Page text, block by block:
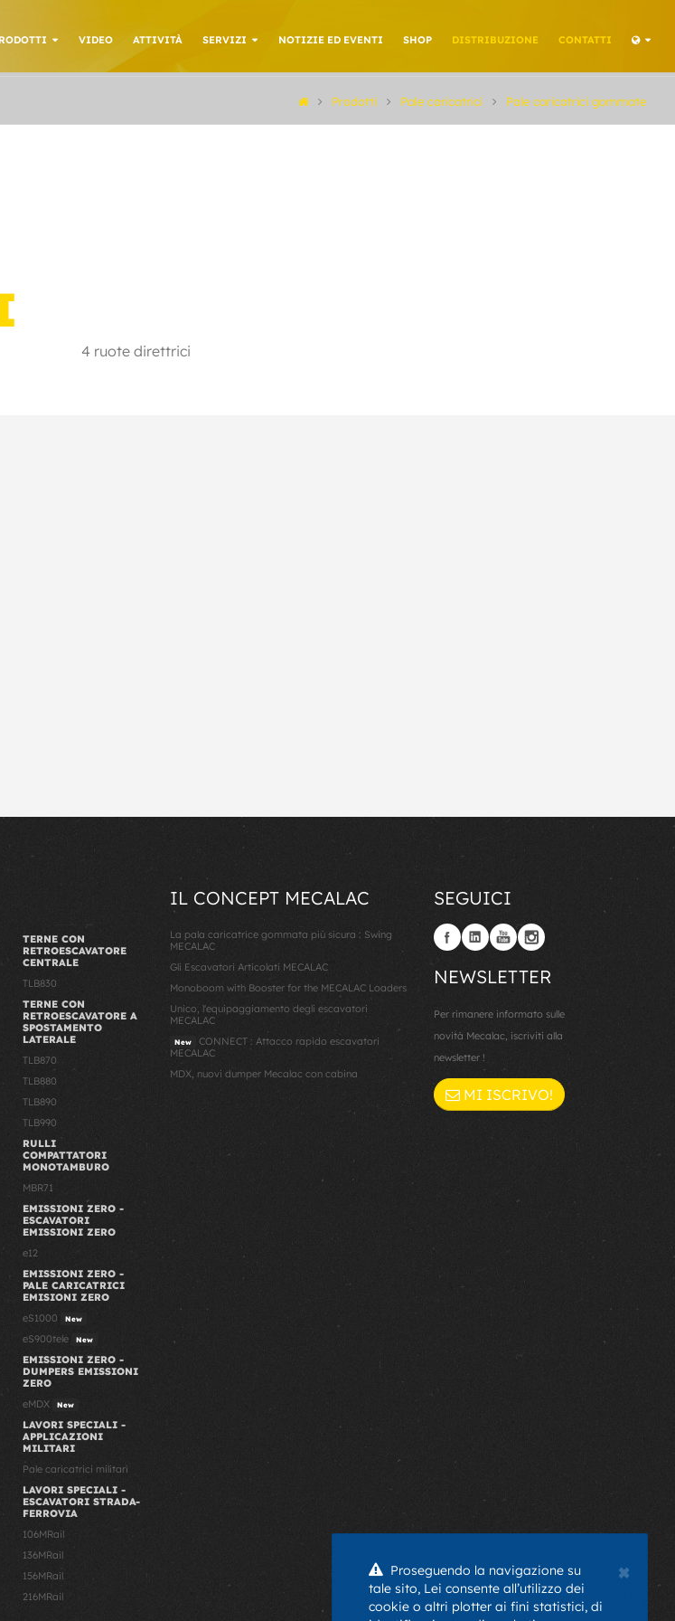
VIDEO ATTIVITÀ SERVIZI NOTIZIE ED EVENTI SHOP DISTRIBUZIONE CONTATTI
Prodotti Pale caricatrici Pale caricatrici gommate
4 ruote direttrici
TERNE CON
RETROESCAVATORE
CENTRALE
TLB830
TERNE CON
RETROESCAVATORE A
SPOSTAMENTO
LATERALE
TLB870
TLB880
TLB890
TLB990
RULLI
COMPATTATORI
MONOTAMBURO
MBR71
EMISSIONI ZERO -
ESCAVATORI
EMISSIONI ZERO
e12
EMISSIONI ZERO -
PALE CARICATRICI
EMISIONI ZERO
eS1000
New
eS900tele New
EMISSIONI ZERO -
DUMPERS EMISSIONI
ZERO
eMDX
New
LAVORI SPECIALI -
APPLICAZIONI
MILITARI
Pale caricatrici militari
LAVORI SPECIALI -
ESCAVATORI STRADA-
FERROVIA
106MRail
136MRail
156MRail
216MRail
IL CONCEPT MECALAC
La pala caricatrice gommata più sicura : Swing
MECALAC
Gli Escavatori Articolati MECALAC
Monoboom with Booster for the MECALAC Loaders
Unico, l'equipaggiamento degli escavatori
MECALAC
New
CONNECT : Attacco rapido escavatori
MECALAC
MDX, nuovi dumper Mecalac con cabina
SEGUICI
NEWSLETTER
Per rimanere informato sulle
novità Mecalac, iscriviti alla
newsletter !
MI ISCRIVO!
×
Proseguendo la navigazione su
tale sito, Lei consente all’utilizzo dei
cookie o altri plotter ai fini statistici, di